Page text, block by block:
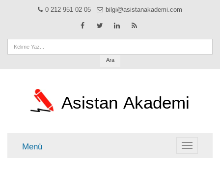
0 212 951 02 05 bilgi@asistanakademi.com
Ara
Asistan Akademi
Menü Menü